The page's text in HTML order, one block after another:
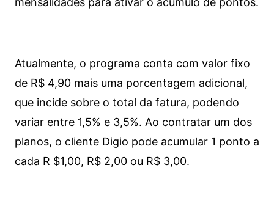
Atualmente, o programa conta com valor fixo
de R$ 4,90 mais uma porcentagem adicional,
que incide sobre o total da fatura, podendo
variar entre 1,5% e 3,5%. Ao contratar um dos
planos, o cliente Digio pode acumular 1 ponto a
cada R $1,00, R$ 2,00 ou R$ 3,00.